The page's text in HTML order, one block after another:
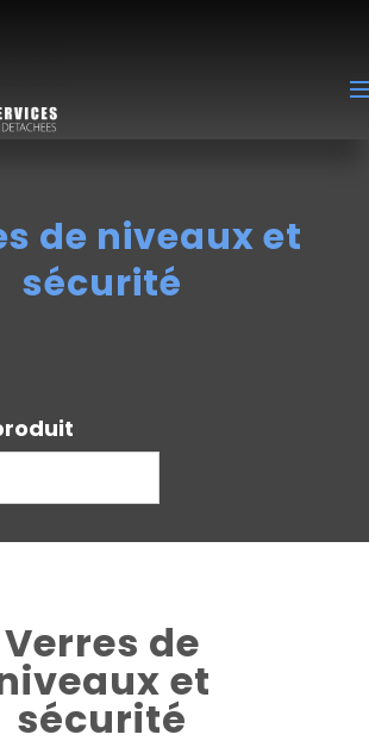
de niveaux et
sécurité
Verres de
et
sécurité